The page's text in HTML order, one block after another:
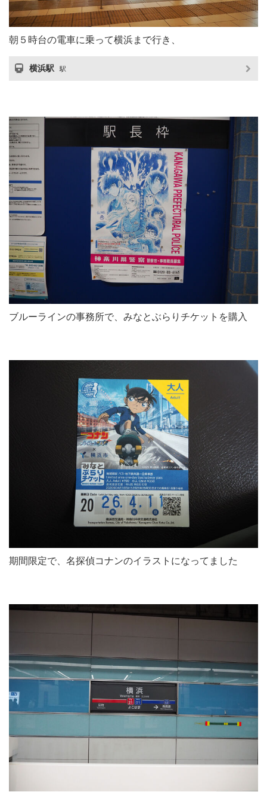
朝５時台の電車に乗って横浜まで行き、
横浜駅 駅
ブルーラインの事務所で、みなとぶらりチケットを購入
期間限定で、名探偵コナンのイラストになってました